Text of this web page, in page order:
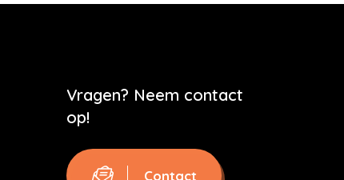
Vragen? Neem contact
op!
Contact